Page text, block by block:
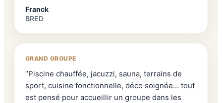
Franck
BRED
GRAND GROUPE
“Piscine chauffée, jacuzzi, sauna, terrains de
sport, cuisine fonctionnelle, déco soignée… tout
est pensé pour accueillir un groupe dans les